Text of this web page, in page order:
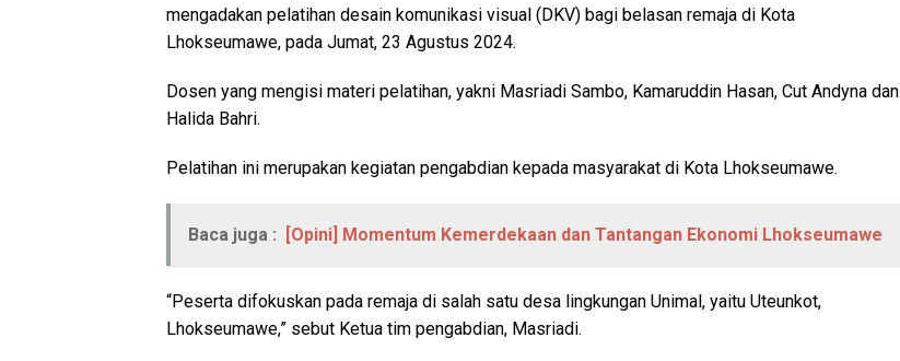
mengadakan pelatihan desain komunikasi visual (DKV) bagi belasan remaja di Kota
Lhokseumawe, pada Jumat, 23 Agustus 2024.
Dosen yang mengisi materi pelatihan, yakni Masriadi Sambo, Kamaruddin Hasan, Cut Andyna dan
Halida Bahri.
Pelatihan ini merupakan kegiatan pengabdian kepada masyarakat di Kota Lhokseumawe.
Baca juga : [Opini] Momentum Kemerdekaan dan Tantangan Ekonomi Lhokseumawe
“Peserta difokuskan pada remaja di salah satu desa lingkungan Unimal, yaitu Uteunkot,
Lhokseumawe,” sebut Ketua tim pengabdian, Masriadi.